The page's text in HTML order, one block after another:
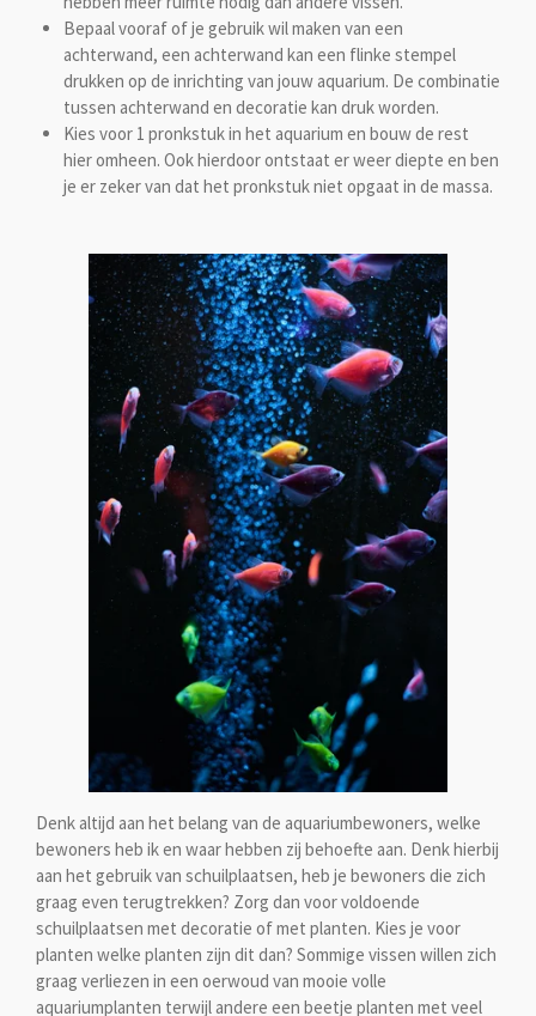
Bepaal vooraf of je gebruik wil maken van een
achterwand, een achterwand kan een flinke stempel
drukken op de inrichting van jouw aquarium. De combinatie
tussen achterwand en decoratie kan druk worden.
Kies voor 1 pronkstuk in het aquarium en bouw de rest
hier omheen. Ook hierdoor ontstaat er weer diepte en ben
je er zeker van dat het pronkstuk niet opgaat in de massa.
Denk altijd aan het belang van de aquariumbewoners, welke
bewoners heb ik en waar hebben zij behoefte aan. Denk hierbij
aan het gebruik van schuilplaatsen, heb je bewoners die zich
graag even terugtrekken? Zorg dan voor voldoende
schuilplaatsen met decoratie of met planten. Kies je voor
planten welke planten zijn dit dan? Sommige vissen willen zich
graag verliezen in een oerwoud van mooie volle
aquariumplanten terwijl andere een beetje planten met veel